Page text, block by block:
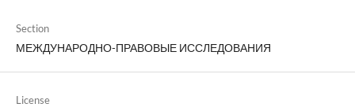
Section
МЕЖДУНАРОДНО-ПРАВОВЫЕ ИССЛЕДОВАНИЯ
License